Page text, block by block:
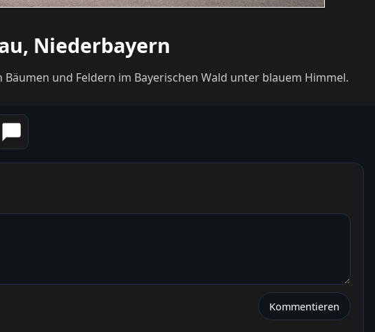
Niederbayern
und Feldern im Bayerischen Wald unter blauem Himmel.
Kommentieren